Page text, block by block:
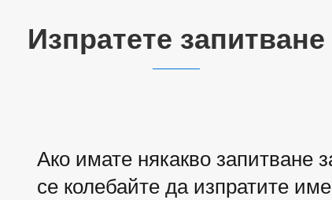
Изпратете запитване
Ако имате някакво запитване
се колебайте да изпратите